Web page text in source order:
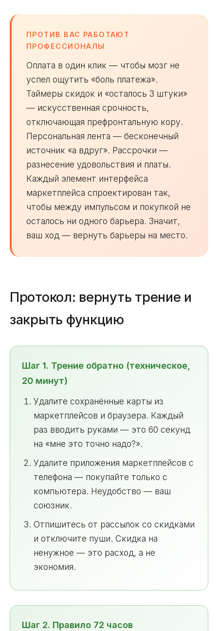
ПРОТИВ ВАС РАБОТАЮТ
ПРОФЕССИОНАЛЫ
Оплата в один клик — чтобы мозг не
успел ощутить «боль платежа».
Таймеры скидок и «осталось 3 штуки»
— искусственная срочность,
отключающая префронтальную кору.
Персональная лента — бесконечный
источник «а вдруг». Рассрочки —
разнесение удовольствия и платы.
Каждый элемент интерфейса
маркетплейса спроектирован так,
чтобы между импульсом и покупкой не
осталось ни одного барьера. Значит,
ваш ход — вернуть барьеры на место.
Протокол: вернуть трение и
закрыть функцию
Шаг 1. Трение обратно (техническое,
20 минут)
Удалите сохранённые карты из
маркетплейсов и браузера. Каждый
раз вводить руками — это 60 секунд
на «мне это точно надо?».
Удалите приложения маркетплейсов с
телефона — покупайте только с
компьютера. Неудобство — ваш
союзник.
Отпишитесь от рассылок со скидками
и отключите пуши. Скидка на
ненужное — это расход, а не
экономия.
Шаг 2. Правило 72 часов